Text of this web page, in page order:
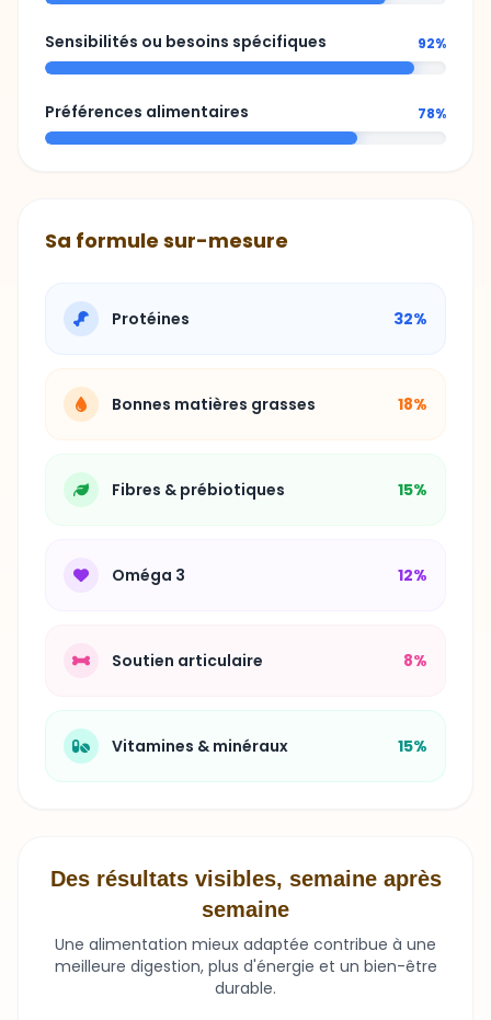
Sensibilités ou besoins spécifiques 92%
Préférences alimentaires 78%
Sa formule sur-mesure
Protéines 32%
Bonnes matières grasses 18%
Fibres & prébiotiques 15%
Oméga 3 12%
Soutien articulaire 8%
Vitamines & minéraux 15%
Des résultats visibles, semaine après
semaine
Une alimentation mieux adaptée contribue à une
meilleure digestion, plus d'énergie et un bien-être
durable.